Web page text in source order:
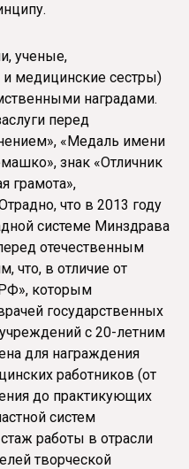
ученые,
медицинские сестры)
наградами.
перед
«Медаль имени
знак «Отличник
грамота»,
что в 2013 году
системе Минздрава
отечественным
что, в отличие от
которым
государственных
с 20-летним
для награждения
работников (от
до практикующих
систем
работы в отрасли
творческой